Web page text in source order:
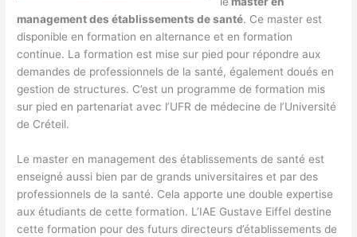
management des établissements de santé. Ce master est
disponible en formation en alternance et en formation
continue. La formation est mise sur pied pour répondre aux
demandes de professionnels de la santé, également doués en
gestion de structures. C’est un programme de formation mis
sur pied en partenariat avec l’UFR de médecine de l’Université
de Créteil.
Le master en management des établissements de santé est
enseigné aussi bien par de grands universitaires et par des
professionnels de la santé. Cela apporte une double expertise
aux étudiants de cette formation. L’IAE Gustave Eiffel destine
cette formation pour des futurs directeurs d’établissements de